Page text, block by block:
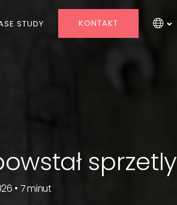
STUDY KONTAKT
sprzetly
• 7 minut